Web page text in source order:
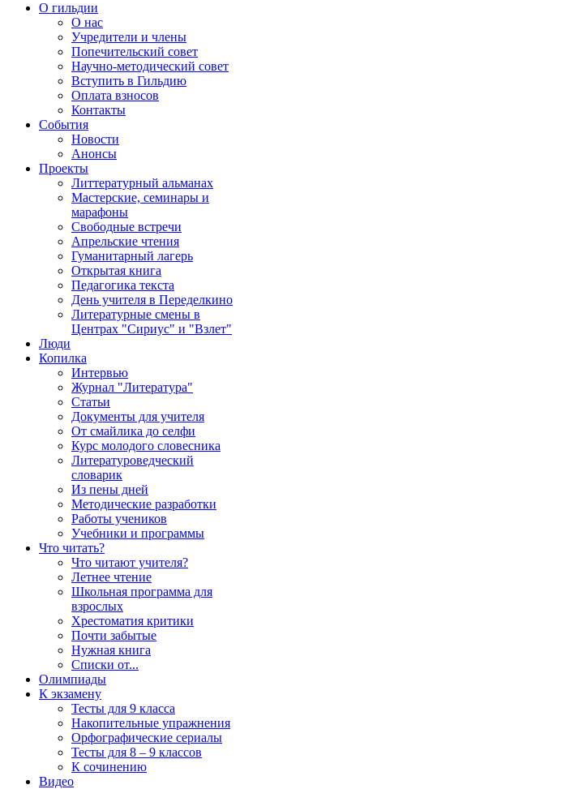
О гильдии
О нас
Учредители и члены
Попечительский совет
Научно-методический совет
Вступить в Гильдию
Оплата взносов
Контакты
События
Новости
Анонсы
Проекты
Литтературный альманах
Мастерские, семинары и
марафоны
Свободные встречи
Апрельские чтения
Гуманитарный лагерь
Открытая книга
Педагогика текста
День учителя в Переделкино
Литературные смены в
Центрах "Сириус" и "Взлет"
Люди
Копилка
Интервью
Журнал "Литература"
Статьи
Документы для учителя
От смайлика до селфи
Курс молодого словесника
Литературоведческий
словарик
Из пены дней
Методические разработки
Работы учеников
Учебники и программы
Что читать?
Что читают учителя?
Летнее чтение
Школьная программа для
взрослых
Хрестоматия критики
Почти забытые
Нужная книга
Списки от...
Олимпиады
К экзамену
Тесты для 9 класса
Накопительные упражнения
Орфографические сериалы
Тесты для 8 – 9 классов
К сочинению
Видео